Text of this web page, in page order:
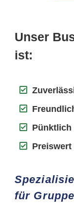
Unser
ist:
Pünktlich
Preiswert
für